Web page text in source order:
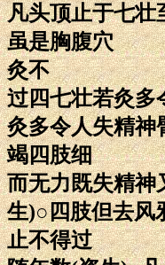
凡头顶止于七壮
虽是胸腹穴
灸不
过四七壮若灸多
灸多令人失精神
竭四肢细
而无力既失精神
生)○四肢但去风
止不得过